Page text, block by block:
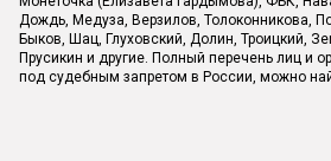
Дождь, Медуза, Верзилов, Толоконникова,
Быков, Шац, Глуховский, Долин, Троицкий,
Прусикин и другие. Полный перечень лиц и
под судебным запретом в России, можно